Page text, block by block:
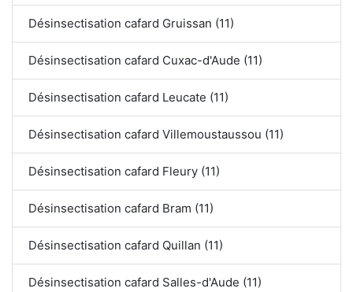
Désinsectisation cafard Gruissan (11)
Désinsectisation cafard Cuxac-d'Aude (11)
Désinsectisation cafard Leucate (11)
Désinsectisation cafard Villemoustaussou (11)
Désinsectisation cafard Fleury (11)
Désinsectisation cafard Bram (11)
Désinsectisation cafard Quillan (11)
Désinsectisation cafard Salles-d'Aude (11)